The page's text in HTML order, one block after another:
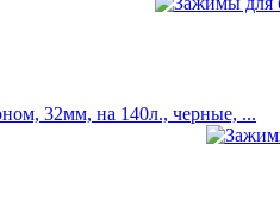
32мм, на 140л., черные, ...